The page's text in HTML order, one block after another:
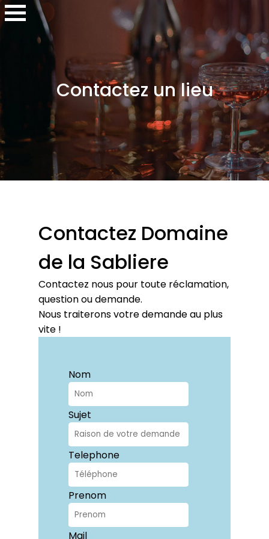
Contactez un lieu
Contactez Domaine
de la Sabliere
Contactez nous pour toute réclamation,
question ou demande.
Nous traiterons votre demande au plus
vite !
Nom
Sujet
Telephone
Prenom
Mail